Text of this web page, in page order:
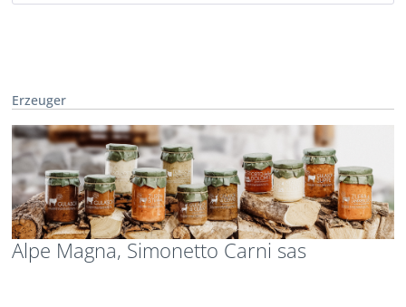
Erzeuger
Alpe Magna, Simonetto Carni sas